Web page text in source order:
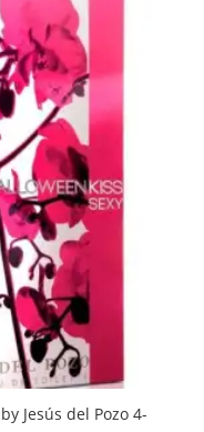
by Jesús del Pozo 4-